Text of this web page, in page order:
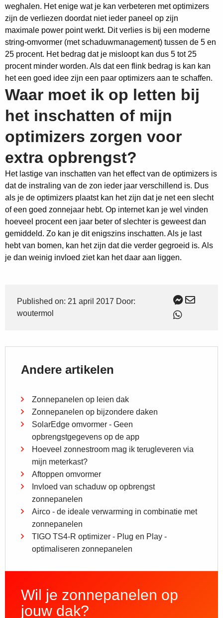
weghalen. Het enige wat je kan verbeteren met optimizers
zijn de verliezen doordat niet ieder paneel op zijn
maximale power point werkt. Dit verlies is bij een moderne
string-omvormer (met schaduwmanagement) tussen de 5 en
25 procent. Het bedrag dat je misloopt kan dus 5 tot 25
procent minder worden. Als dat een flink bedrag is kan kan
het een goed idee zijn een paar optimizers aan te schaffen.
Waar moet ik op letten bij
het inschatten of mijn
optimizers zorgen voor
extra opbrengst?
Het lastige van inschatten van het effect van de optimizers is
dat de instraling van de zon ieder jaar verschillend is. Dus
als je de optimizers plaatst kan het zijn dat je net een slecht
of een goed zonnejaar hebt. Op internet kan je wel vinden
hoeveel procent een jaar beter of slechter is geweest dan
gemiddeld. Zo kan je dit enigszins inschatten. Als je last
hebt van bomen, kan het zijn dat die verder gegroeid is. Als
je dan weinig invloed ziet kan het daar aan liggen.
Published on: 21 april 2017 Door:
woutermol
Andere artikelen
Zonnepanelen op leien dak
Zonnepanelen op bijzondere daken
SolarEdge omvormer - Geen
opbrengstgegevens op de app
Hoeveel zonnestroom mag ik terugleveren via
mijn meterkast?
Aftoppen omvormer
Invloed van schaduw op opbrengst
zonnepanelen
Airco - de ideale verwarming in combinatie met
zonnepanelen
TIGO TS4-R optimizer - Plug en Play -
optimaliseren zonnepanelen
Wil je zonnepanelen op
jouw dak?